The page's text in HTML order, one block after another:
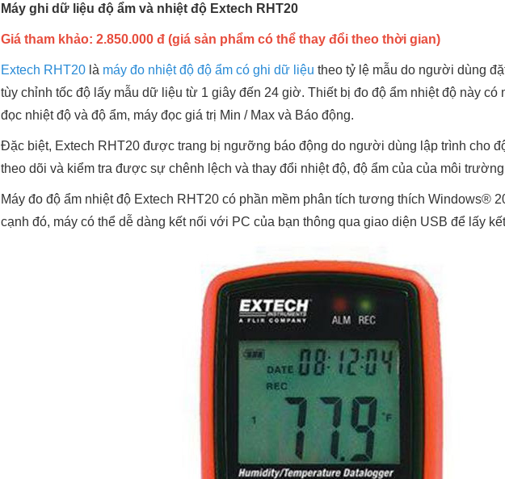
Máy ghi dữ liệu độ ẩm và nhiệt độ Extech RHT20
Giá tham khảo: 2.850.000 đ (giá sản phẩm có thể thay đổi theo thời gian)
Extech RHT20 là máy đo nhiệt độ độ ẩm có ghi dữ liệu theo tỷ lệ mẫu do người dùng
tùy chỉnh tốc độ lấy mẫu dữ liệu từ 1 giây đến 24 giờ. Thiết bị đo độ ẩm nhiệt độ này có
đọc nhiệt độ và độ ẩm, máy đọc giá trị Min / Max và Báo động.
Đặc biệt, Extech RHT20 được trang bị ngưỡng báo động do người dùng lập trình cho
theo dõi và kiểm tra được sự chênh lệch và thay đổi nhiệt độ, độ ẩm của của môi
Máy đo độ ẩm nhiệt độ Extech RHT20 có phần mềm phân tích tương thích Windows®
cạnh đó, máy có thể dễ dàng kết nối với PC của bạn thông qua giao diện USB để lấy